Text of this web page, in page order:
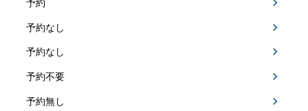
予約
予約なし
予約なし
予約不要
予約無し